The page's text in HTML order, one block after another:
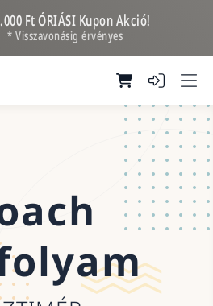
Ft ÓRIÁSI Kupon Akció!
* Visszavonásig érvényes